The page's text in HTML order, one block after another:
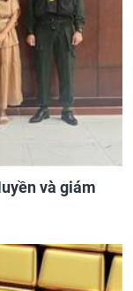
và giám